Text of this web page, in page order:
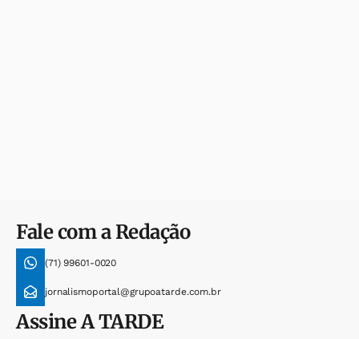
Fale com a Redação
(71) 99601-0020
jornalismoportal@grupoatarde.com.br
AssineA TARDE